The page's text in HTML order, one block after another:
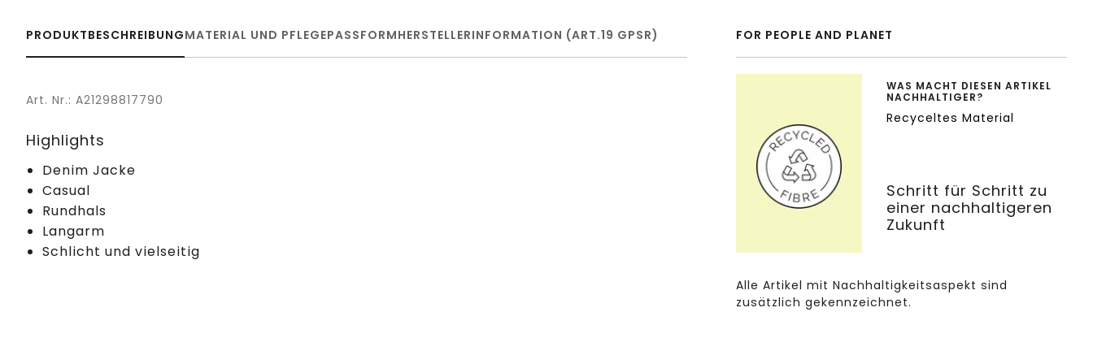
PRODUKTBESCHREIBUNGMATERIAL UND PFLEGEPASSFORMHERSTELLERINFORMATION (ART.19 GPSR)
Art. Nr.: A21298817790
Highlights
Denim Jacke
Casual
Rundhals
Langarm
Schlicht und vielseitig
FOR PEOPLE AND PLANET
WAS MACHT DIESEN ARTIKEL
NACHHALTIGER?
Recyceltes Material
Schritt für Schritt zu
einer nachhaltigeren
Zukunft
Alle Artikel mit Nachhaltigkeitsaspekt sind
zusätzlich gekennzeichnet.